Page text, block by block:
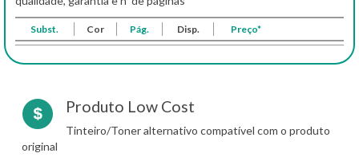
Subst. Cor Pág. Disp. Preço*
Produto Low Cost
Tinteiro/Toner alternativo compatível com o produto
original